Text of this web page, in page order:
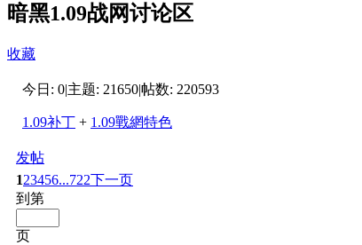
暗黑1.09战网讨论区
收藏
今日: 0|主题: 21650|帖数: 220593
1.09补丁 + 1.09戰網特色
发帖
123456...722下一页
到第
页